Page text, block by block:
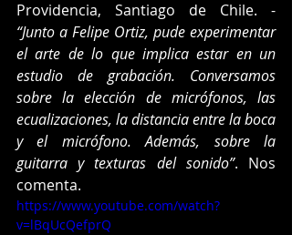
“Junto a Felipe Ortiz, pude experimentar
el arte de lo que implica estar en un
estudio de grabación. Conversamos
sobre la elección de micrófonos, las
ecualizaciones, la distancia entre la boca
y el micrófono. Además, sobre la
guitarra y texturas del sonido”. Nos
comenta.
https://www.youtube.com/watch?
v=lBqUcQefprQ